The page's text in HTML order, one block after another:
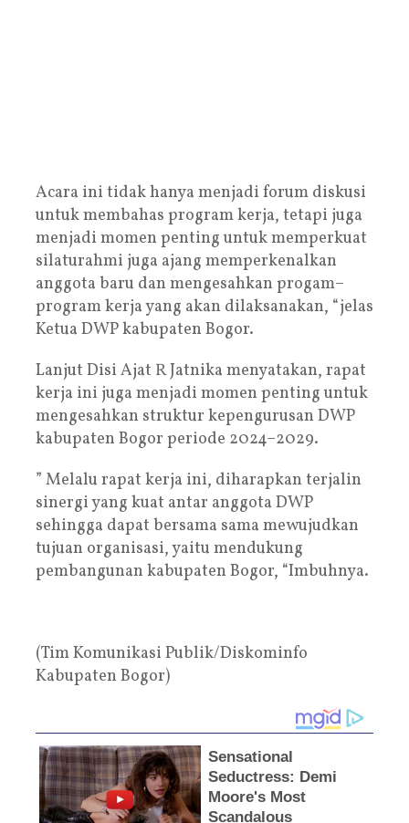
Acara ini tidak hanya menjadi forum diskusi
untuk membahas program kerja, tetapi juga
menjadi momen penting untuk memperkuat
silaturahmi juga ajang memperkenalkan
anggota baru dan mengesahkan progam–
program kerja yang akan dilaksanakan, “jelas
Ketua DWP kabupaten Bogor.
Lanjut Disi Ajat R Jatnika menyatakan, rapat
kerja ini juga menjadi momen penting untuk
mengesahkan struktur kepengurusan DWP
kabupaten Bogor periode 2024–2029.
” Melalu rapat kerja ini, diharapkan terjalin
sinergi yang kuat antar anggota DWP
sehingga dapat bersama sama mewujudkan
tujuan organisasi, yaitu mendukung
pembangunan kabupaten Bogor, “Imbuhnya.
(Tim Komunikasi Publik/Diskominfo
Kabupaten Bogor)